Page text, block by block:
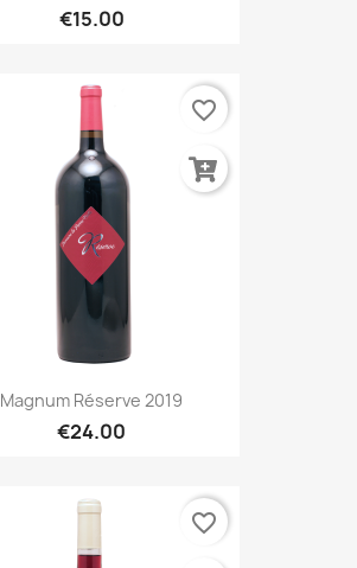
€15.00
Magnum Réserve 2019
€24.00
favorite_border
favorite_border